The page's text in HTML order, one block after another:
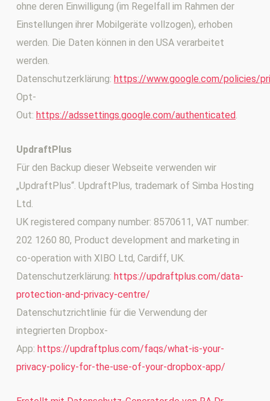
ohne deren Einwilligung (im Regelfall im Rahmen der
Einstellungen ihrer Mobilgeräte vollzogen), erhoben
werden. Die Daten können in den USA verarbeitet
werden.
Datenschutzerklärung: https://www.google.com/policies/
Opt-
Out: https://adssettings.google.com/authenticated.
UpdraftPlus
Für den Backup dieser Webseite verwenden wir
„UpdraftPlus“. UpdraftPlus, trademark of Simba Hosting
Ltd.
UK registered company number: 8570611, VAT number:
202 1260 80, Product development and marketing in
co-operation with XIBO Ltd, Cardiff, UK.
Datenschutzerklärung: https://updraftplus.com/data-
protection-and-privacy-centre/
Datenschutzrichtlinie für die Verwendung der
integrierten Dropbox-
App: https://updraftplus.com/faqs/what-is-your-
privacy-policy-for-the-use-of-your-dropbox-app/